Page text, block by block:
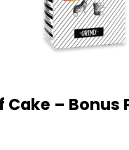
Cake – Bonus